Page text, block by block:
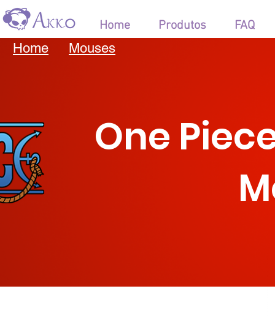
Home Produtos FAQ
One
Home Mouses